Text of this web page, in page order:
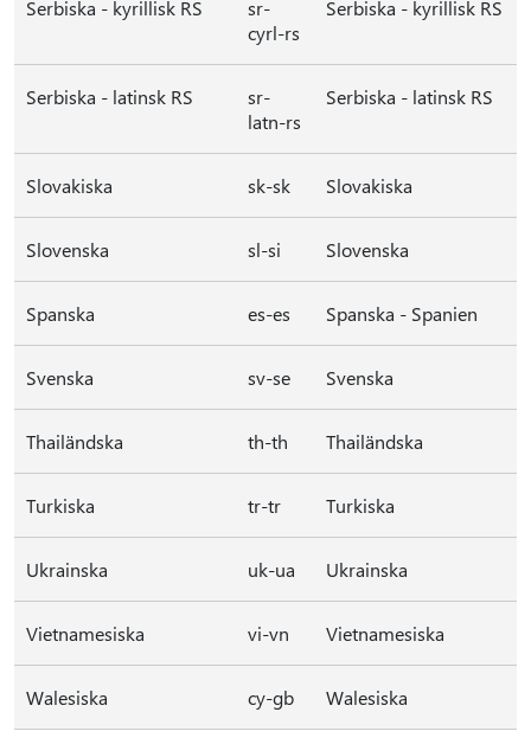
Serbiska - kyrillisk RS
sr-
cyrl-rs
Serbiska - kyrillisk RS
Serbiska - latinsk RS
sr-
latn-rs
Serbiska - latinsk RS
Slovakiska sk-sk Slovakiska
Slovenska sl-si Slovenska
Spanska es-es Spanska - Spanien
Svenska sv-se Svenska
Thailändska th-th Thailändska
Turkiska tr-tr Turkiska
Ukrainska uk-ua Ukrainska
Vietnamesiska vi-vn Vietnamesiska
Walesiska cy-gb Walesiska